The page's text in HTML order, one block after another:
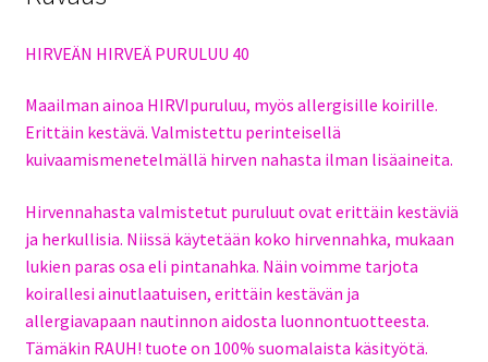
HIRVEÄN HIRVEÄ PURULUU 40
Maailman ainoa HIRVIpuruluu, myös allergisille koirille.
Erittäin kestävä. Valmistettu perinteisellä
kuivaamismenetelmällä hirven nahasta ilman lisäaineita.
Hirvennahasta valmistetut puruluut ovat erittäin kestäviä
ja herkullisia. Niissä käytetään koko hirvennahka, mukaan
lukien paras osa eli pintanahka. Näin voimme tarjota
koirallesi ainutlaatuisen, erittäin kestävän ja
allergiavapaan nautinnon aidosta luonnontuotteesta.
Tämäkin RAUH! tuote on 100% suomalaista käsityötä.